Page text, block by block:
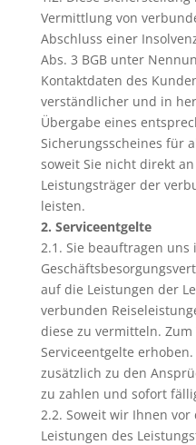
Vermittlung von
Abschluss einer
Abs. 3 BGB unter
Kontaktdaten des
verständlicher und in
Übergabe eines
Sicherungsscheines für
soweit Sie nicht direkt
Leistungsträger der
leisten.
2. Serviceentgelte
2.1. Sie beauftragen uns
auf die Leistungen der
verbunden
diese zu vermitteln.
Serviceentgelte
zusätzlich zu den
zu zahlen und sofort
2.2. Soweit wir Ihnen
Leistungen des